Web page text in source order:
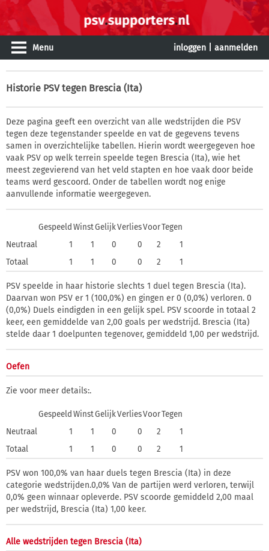
Menu inloggen aanmelden
Historie PSV tegen Brescia (Ita)
Deze pagina geeft een overzicht van alle wedstrijden die PSV
tegen deze tegenstander speelde en vat de gegevens tevens
samen in overzichtelijke tabellen. Hierin wordt weergegeven hoe
vaak PSV op welk terrein speelde tegen Brescia (Ita), wie het
meest zegevierend van het veld stapten en hoe vaak door beide
teams werd gescoord. Onder de tabellen wordt nog enige
aanvullende informatie weergegeven.
Gespeeld WinstGelijkVerliesVoorTegen
Neutraal
1 1 0 0 2
1
Totaal
1 1 0 0 2 1
PSV speelde in haar historie slechts 1 duel tegen Brescia (Ita).
Daarvan won PSV er 1 (100,0%) en gingen er 0 (0,0%) verloren. 0
(0,0%) Duels eindigden in een gelijk spel. PSV scoorde in totaal 2
keer, een gemiddelde van 2,00 goals per wedstrijd. Brescia (Ita)
stelde daar 1 doelpunten tegenover, gemiddeld 1,00 per wedstrijd.
Oefen
Zie voor meer details:.
Gespeeld WinstGelijkVerliesVoorTegen
Neutraal
1 1 0 0 2
1
Totaal
1 1 0 0 2 1
PSV won 100,0% van haar duels tegen Brescia (Ita) in deze
categorie wedstrijden.0,0% Van de partijen werd verloren, terwijl
0,0% geen winnaar opleverde. PSV scoorde gemiddeld 2,00 maal
per wedstrijd, Brescia (Ita) 1,00 keer.
Alle wedstrijden tegen Brescia (Ita)